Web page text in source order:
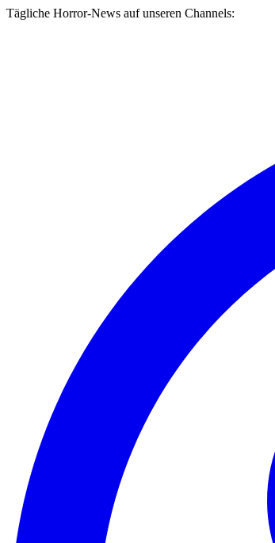
Tägliche Horror-News auf unseren Channels: